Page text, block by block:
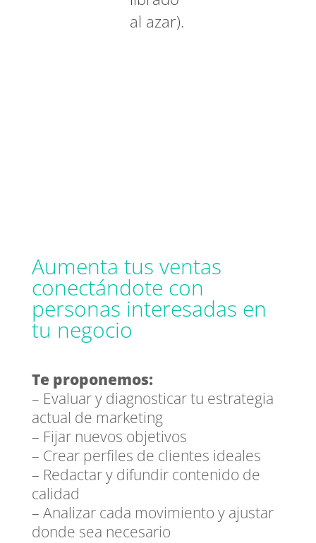
al azar).
Aumenta tus ventas
conectándote con
personas interesadas en
tu negocio
Te proponemos:
– Evaluar y diagnosticar tu estrategia
actual de marketing
– Fijar nuevos objetivos
– Crear perfiles de clientes ideales
– Redactar y difundir contenido de
calidad
– Analizar cada movimiento y ajustar
donde sea necesario